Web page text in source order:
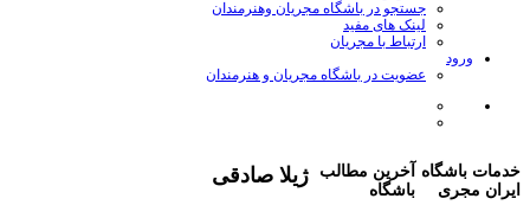
جستجو در باشگاه مجریان وهنرمندان
لینک های مفید
ارتباط با مجریان
ورود
عضویت در باشگاه مجریان و هنرمندان
ژیلا صادقی
آخرین مطالب
باشگاه
خدمات باشگاه
ایران مجری